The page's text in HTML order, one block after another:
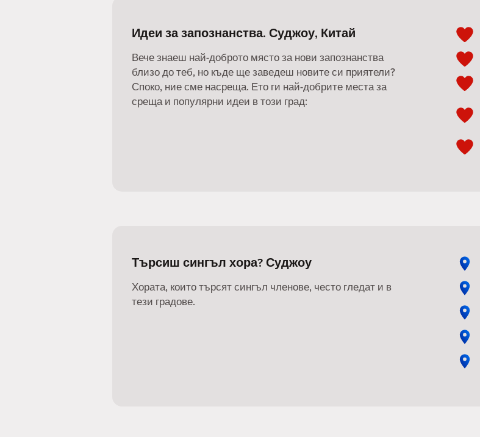
Идеи за запознанства. Суджоу, Китай
Вече знаеш най-доброто място за нови запознанства
близо до теб, но къде ще заведеш новите си приятели?
Споко, ние сме насреща. Ето ги най-добрите места за
среща и популярни идеи в този град:
Търсиш сингъл хора? Суджоу
Хората, които търсят сингъл членове, често гледат и в
тези градове.